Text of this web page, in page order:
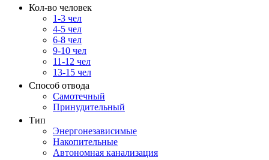
Кол-во человек
1-3 чел
4-5 чел
6-8 чел
9-10 чел
11-12 чел
13-15 чел
Способ отвода
Самотечный
Принудительный
Тип
Энергонезависимые
Накопительные
Автономная канализация